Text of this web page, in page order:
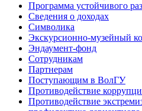
Программа устойчивого
Сведения о доходах
Символика
Экскурсионно-музейный
Эндаумент-фонд
Сотрудникам
Партнерам
Поступающим в ВолГУ
Противодействие
Противодействие